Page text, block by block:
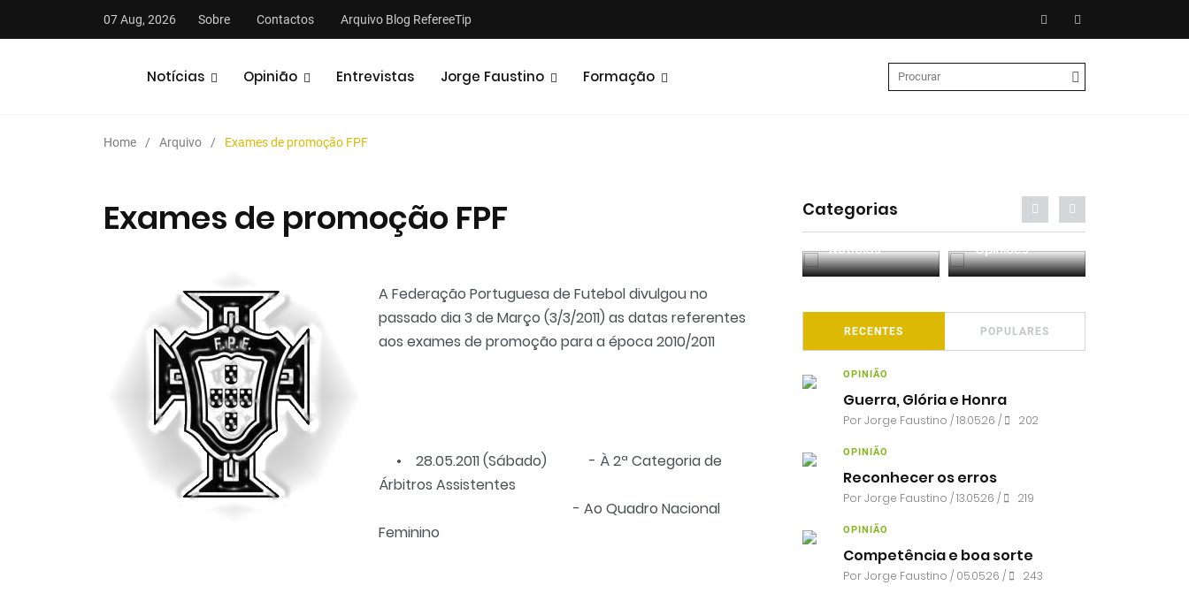
07 Aug, 2026 Sobre Contactos Arquivo Blog RefereeTip
Notícias Opinião Entrevistas Jorge Faustino Formação
Home Arquivo Exames de promoção FPF
Exames de promoção FPF
A Federação Portuguesa de Futebol divulgou no
passado dia 3 de Março (3/3/2011) as datas referentes
aos exames de promoção para a época 2010/2011
• 28.05.2011 (Sábado) - À 2ª Categoria de
Árbitros Assistentes
- Ao Quadro Nacional
Feminino
Categorias
Entrevistas Análises
RECENTES POPULARES
OPINIÃO
Guerra, Glória e Honra
PorJorge Faustino / 18.05.26 / 202
OPINIÃO
Reconhecer os erros
PorJorge Faustino / 13.05.26 / 219
OPINIÃO
Competência e boa sorte
PorJorge Faustino / 05.05.26 / 243